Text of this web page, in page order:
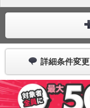
詳細条件変更